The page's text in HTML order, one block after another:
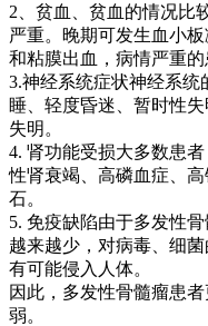
2、贫血、贫血的情况比
严重。晚期可发生血小
和粘膜出血，病情严重的
3.神经系统症状神经系
睡、轻度昏迷、暂时性
失明。
4. 肾功能受损大多数患
性肾衰竭、高磷血症、
石。
5. 免疫缺陷由于多发性
越来越少，对病毒、细
有可能侵入人体。
因此，多发性骨髓瘤患
弱。